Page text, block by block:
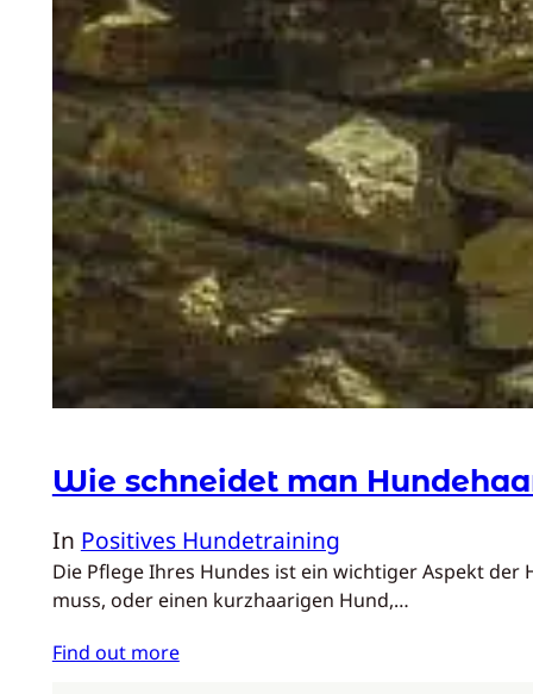
Wie schneidet man
In Positives Hundetraining
Die Pflege Ihres Hundes ist ein wichtiger Aspekt
muss, oder einen kurzhaarigen Hund,…
Find out more